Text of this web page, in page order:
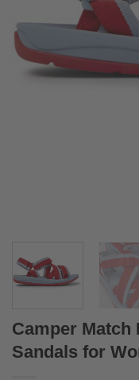
Camper Match
Sandals for